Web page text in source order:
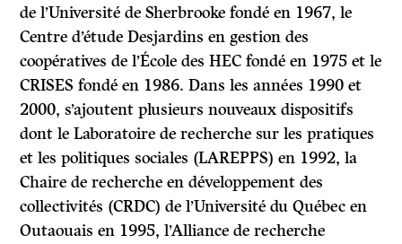
de l’Université de Sherbrooke fondé en 1967, le
Centre d’étude Desjardins en gestion des
coopératives de l’École des HEC fondé en 1975 et le
CRISES fondé en 1986. Dans les années 1990 et
2000, s’ajoutent plusieurs nouveaux dispositifs
dont le Laboratoire de recherche sur les pratiques
et les politiques sociales (LAREPPS) en 1992, la
Chaire de recherche en développement des
collectivités (CRDC) de l’Université du Québec en
Outaouais en 1995, l’Alliance de recherche